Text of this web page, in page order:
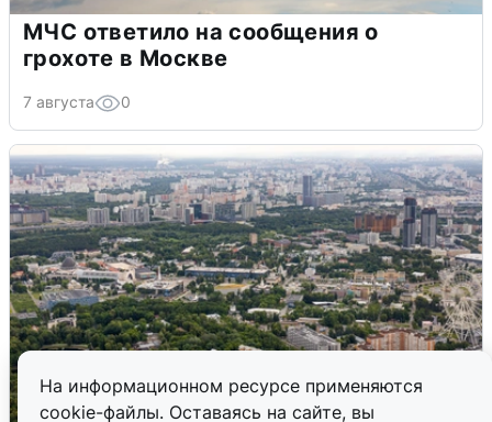
На информационном ресурсе применяются
cookie-файлы. Оставаясь на сайте, вы
МЧС ответило на сообщения о
грохоте в Москве
7 августа 0